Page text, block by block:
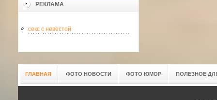
РЕКЛАМА
секс с невестой
ГЛАВНАЯ ФОТО НОВОСТИ ФОТО ЮМОР ПОЛЕЗНОЕ